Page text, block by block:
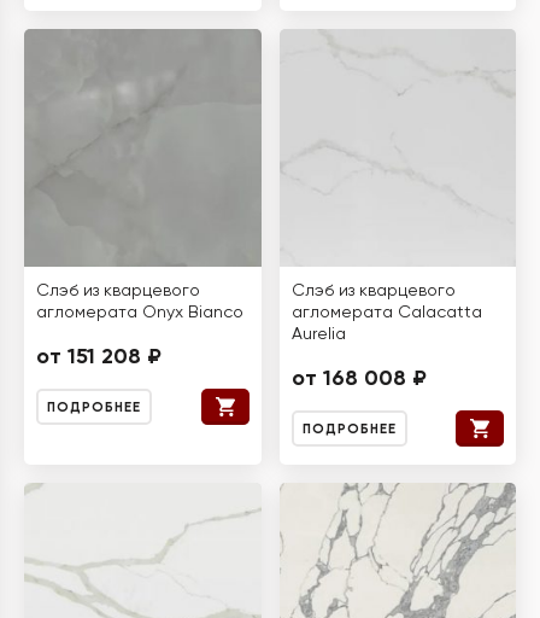
Слэб из кварцевого
агломерата Onyx Bianco
от 151 208 ₽
ПОДРОБНЕЕ
Слэб из кварцевого
агломерата Calacatta
Aurelia
от 168 008 ₽
ПОДРОБНЕЕ